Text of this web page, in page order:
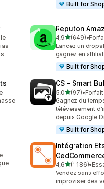
Built for
Reputon
4,9étoile(s) sur 5
(649)
649 avis au total
•
Lancez un
gagnez en
Built for
CS ‑ Smart
5,0étoile(s) sur 5
(97)
97 avis au total
•
Gagnez du
téléversement
depuis Google
Built for
Intégration
4,6étoile(s) sur 5
(1 186)
1186 avis au total
•
Vendez sans
improviser des